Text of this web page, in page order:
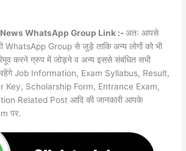
WhatsApp Group Link :-अतः आपसे
WhatsApp Group से जुड़े ताकि अन्य लोगों को भी
करने ग्रुप में जोड़ने व अन्य इससे संबंधित सभी
रहेंगे Job Information, Exam Syllabus, Result,
Key, Scholarship Form, Entrance Exam,
Related Post आदि की जानकारी आपके
पर.